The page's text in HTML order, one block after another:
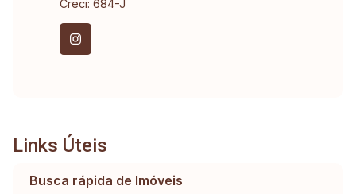
Creci: 684-J
Links Úteis
Busca rápida de Imóveis